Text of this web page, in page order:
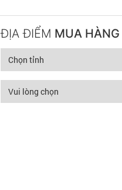
ĐỊA ĐIỂM MUA HÀNG